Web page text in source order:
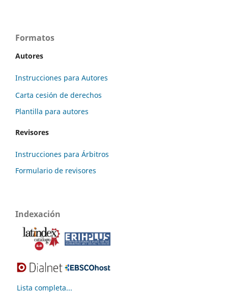
Formatos
Autores
Instrucciones para Autores
Carta cesión de derechos
Plantilla para autores
Revisores
Instrucciones para Árbitros
Formulario de revisores
Indexación
Lista completa...